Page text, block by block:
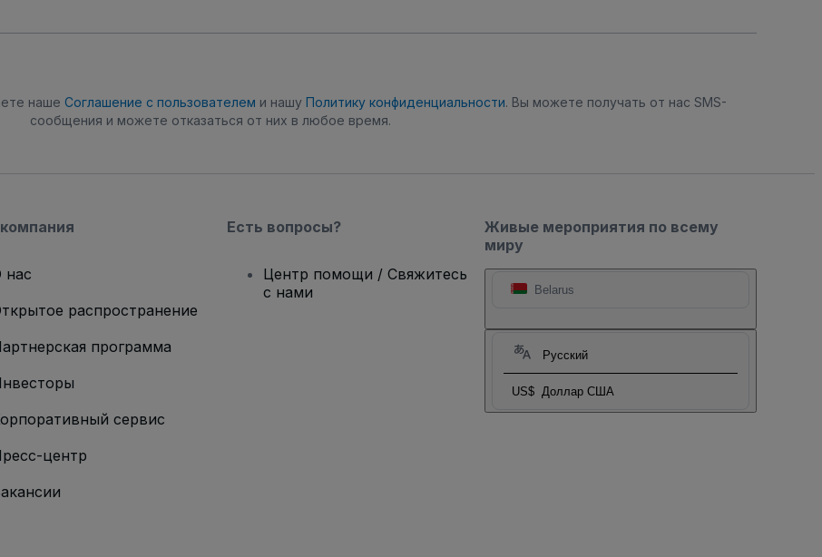
наше Соглашение с пользователем и нашу Политику конфиденциальности. Вы можете получать от нас SMS-
сообщения и можете отказаться от них в любое время.
Живые мероприятия по всему
миру
Belarus
Русский
US$ Доллар США
нас
распространение
программа
сервис
центр
Есть вопросы?
Центр помощи / Свяжитесь
с нами